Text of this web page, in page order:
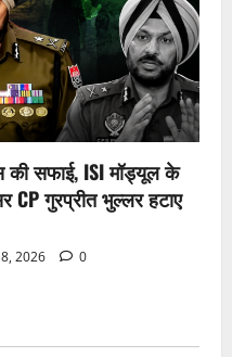
की सफाई, ISI मॉड्यूल के
गुरप्रीत भुल्लर हटाए
2026 0